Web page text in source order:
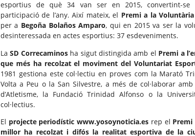
esportius de què 34 van ser en 2015, convertint-
participació de l’any. Així mateix, el Premi a la
per a Begoña Bolaños Amparo, qui en 2015 va ser la
desinteressada en actes esportius: 37 esdeveniments.
LaSD Correcaminosha sigut distingida amb el Premi a
que més ha recolzat el moviment del Voluntariat
1981 gestiona este col·lectiu en proves com la Marató
Volta a Peu o la San Silvestre, a més de col·laborar
d’Atletisme, la Fundació Trinidad Alfonso o la
col·lectius.
El projecte periodístic www.yosoynoticia.es rep el
millor ha recolzat i difós la realitat esportiva de la